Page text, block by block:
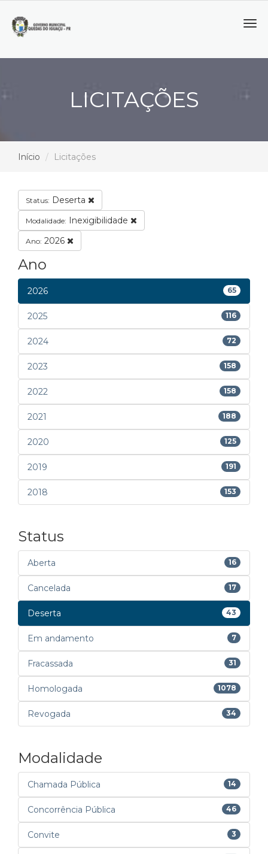
LICITAÇÕES
Início Licitações
Status: Deserta
Modalidade: Inexigibilidade
Ano: 2026
Ano
2026 65
2025 116
2024 72
2023 158
2022 158
2021 188
2020 125
2019 191
2018 153
Status
Aberta 16
Cancelada 17
Deserta 43
Em andamento 7
Fracassada 31
Homologada 1078
Revogada 34
Modalidade
Chamada Pública 14
Concorrência Pública 46
Convite 3